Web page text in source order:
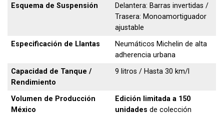
Esquema de Suspensión
Delantera: Barras invertidas /
Trasera: Monoamortiguador
ajustable
Especificación de Llantas
Neumáticos Michelin de alta
adherencia urbana
Capacidad de Tanque /
Rendimiento
9 litros / Hasta 30 km/l
Volumen de Producción
México
Edición limitada a 150
unidades de colección